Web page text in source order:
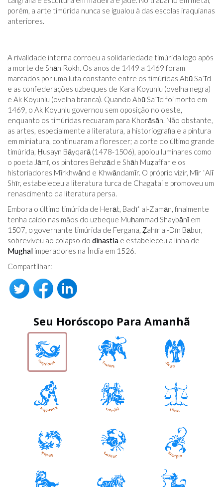
porém, a arte timúrida nunca se igualou à das escolas iraquianas
anteriores.
A rivalidade interna corroeu a solidariedade timúrida logo após
a morte de Shāh Rokh. Os anos de 1449 a 1469 foram
marcados por uma luta constante entre os timúridas Abū Saʿīd
e as confederações uzbeques de Kara Koyunlu (ovelha negra)
e Ak Koyunlu (ovelha branca). Quando Abū Saʿīd foi morto em
1469, o Ak Koyunlu governou sem oposição no oeste,
enquanto os timúridas recuaram para Khorāsān. Não obstante,
as artes, especialmente a literatura, a historiografia e a pintura
em miniatura, continuaram a florescer; a corte do último grande
timúrida, Ḥusayn Bāyqarā (1478-1506), apoiou luminares como
o poeta Jāmī, os pintores Behzād e Shāh Muẓaffar e os
historiadores Mīrkhwānd e Khwāndamīr. O próprio vizir, Mīr ʿAlī
Shīr, estabeleceu a literatura turca de Chagatai e promoveu um
renascimento da literatura persa.
Embora o último timúrida de Herāt, Badīʿ al-Zamān, finalmente
tenha caído nas mãos do uzbeque Muḥammad Shaybānī em
1507, o governante timúrida de Fergana, Ẓahīr al-Dīn Bābur,
sobreviveu ao colapso do dinastia e estabeleceu a linha de
Mughal imperadores na Índia em 1526.
Compartilhar:
Seu Horóscopo Para Amanhã